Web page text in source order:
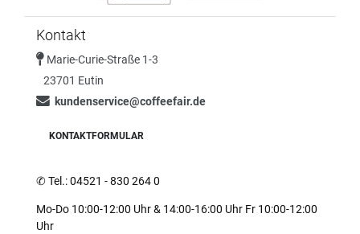
Kontakt
Marie-Curie-Straße 1-3
23701 Eutin
kundenservice@coffeefair.de
KONTAKTFORMULAR
✆Tel.: 04521 - 830 264 0
Mo-Do 10:00-12:00 Uhr & 14:00-16:00 Uhr Fr 10:00-12:00
Uhr